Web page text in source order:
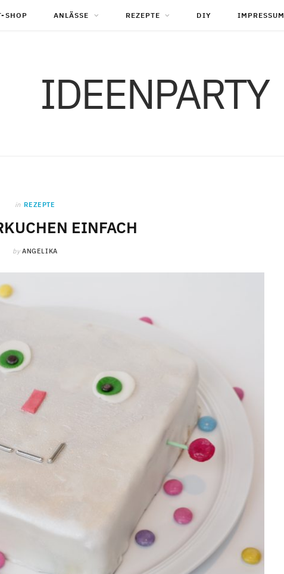
SHOP ANLÄSSE REZEPTE DIY IMPRESSUM
IDEENPARTY
in REZEPTE
EINFACH
by ANGELIKA